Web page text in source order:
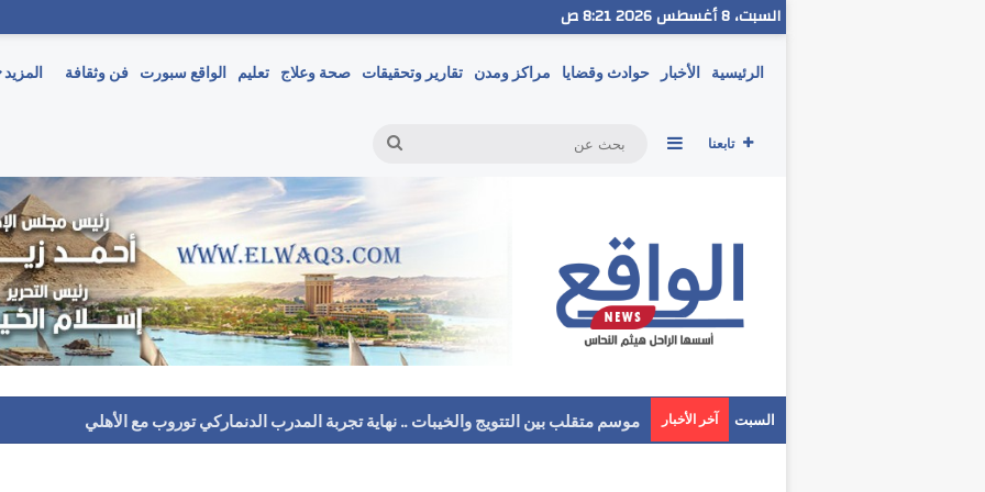
السبت، 8 أغسطس 2026 8:21 ص
الرئيسية الأخبار حوادث وقضايا مراكز ومدن تقارير وتحقيقات صحة وعلاج تعليم الواقع سبورت فن وثقافة المزيد
تابعنا إضافة عمود جانبي
بحث
عن
السبت آخر الأخبار غسل أموال بـ 190 مليون جنيه.. سقوط عنصر إجرامي حاول إخفاء ثروته